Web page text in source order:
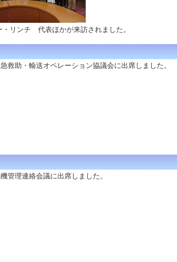
リンチ 代表ほかが来訪されました。
救助・輸送オペレーション協議会に出席しました。
管理連絡会議に出席しました。